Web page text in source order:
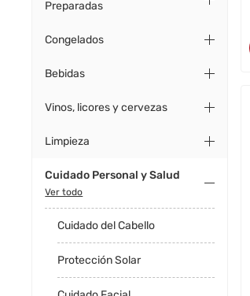
Preparadas
Congelados
Bebidas
Vinos, licores y cervezas
Limpieza
Cuidado Personal y Salud
Ver todo
Cuidado del Cabello
Protección Solar